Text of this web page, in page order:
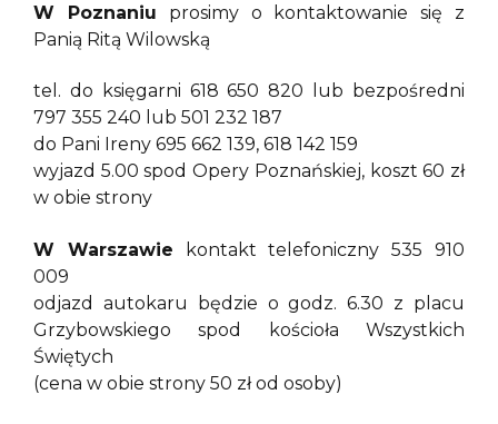
W Poznaniu prosimy o kontaktowanie się z
Panią Ritą Wilowską
tel. do księgarni 618 650 820 lub bezpośredni
797 355 240 lub 501 232 187
do Pani Ireny 695 662 139, 618 142 159
wyjazd 5.00 spod Opery Poznańskiej, koszt 60 zł
w obie strony
W Warszawie kontakt telefoniczny 535 910
009
odjazd autokaru będzie o godz. 6.30 z placu
Grzybowskiego spod kościoła Wszystkich
Świętych
(cena w obie strony 50 zł od osoby)